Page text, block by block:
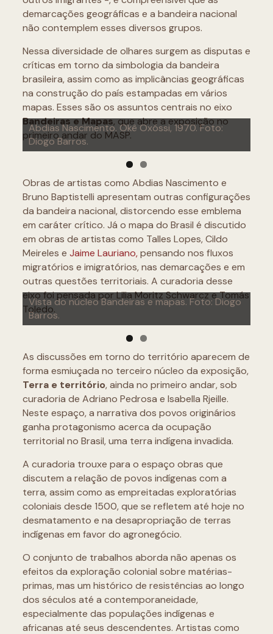
demarcações geográficas e a bandeira nacional
não contemplem esses diversos grupos.
Nessa diversidade de olhares surgem as disputas e
críticas em torno da simbologia da bandeira
brasileira, assim como as implicâncias geográficas
na construção do país estampadas em vários
mapas. Esses são os assuntos centrais no eixo
Bandeiras e Mapas, que abre a exposição no
primeiro andar do MASP.
Abdias Nascimento. Okê Oxóssi, 1970. Foto:
Diogo Barros.
Bruno Baptistelli. Bandeira afro-brasileira (em
diálogo com David Hammons) - 2ª versão, 2020,
produção em 2022. Foto: divulgação.
Obras de artistas como Abdias Nascimento e
Bruno Baptistelli apresentam outras configurações
da bandeira nacional, distorcendo esse emblema
em caráter crítico. Já o mapa do Brasil é discutido
em obras de artistas como Talles Lopes, Cildo
Meireles e Jaime Lauriano,pensando nos fluxos
migratórios e imigratórios, nas demarcações e em
outras questões territoriais. A curadoria desse
eixo foi pensada por Lilia Moritz Schwarcz e Tomás
Toledo.
Vista do núcleo Bandeiras e mapas. Foto: Diogo
Barros.
Vista do núcleo Bandeiras e mapas. Foto: Diogo
Barros.
As discussões em torno do território aparecem de
forma esmiuçada no terceiro núcleo da exposição,
Terra e território, ainda no primeiro andar, sob
curadoria de Adriano Pedrosa e Isabella Rjeille.
Neste espaço, a narrativa dos povos originários
ganha protagonismo acerca da ocupação
territorial no Brasil, uma terra indígena invadida.
A curadoria trouxe para o espaço obras que
discutem a relação de povos indígenas com a
terra, assim como as empreitadas exploratórias
coloniais desde 1500, que se refletem até hoje no
desmatamento e na desapropriação de terras
indígenas em favor do agronegócio.
O conjunto de trabalhos aborda não apenas os
efeitos da exploração colonial sobre matérias-
primas, mas um histórico de resistências ao longo
dos séculos até a contemporaneidade,
especialmente das populações indígenas e
africanas até seus descendentes. Artistas como